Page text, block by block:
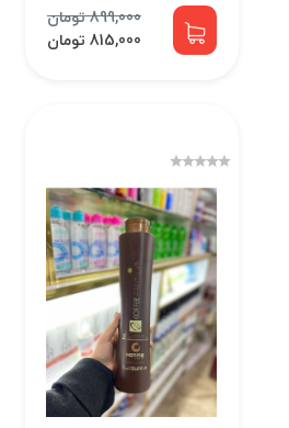
899,000 تومان
815,000 تومان